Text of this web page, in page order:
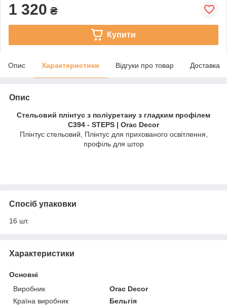
1 320 ₴
Купити
Опис Характеристики Відгуки про товар Доставка
Опис
Стельовий плінтус з поліуретану з гладким профілем
C394 - STEPS | Orac Decor
Плінтус стельовий, Плінтус для прихованого освітлення,
профіль для штор
Спосіб упаковки
16 шт.
Характеристики
Основні
Виробник
Orac Decor
Країна виробник
Бельгія